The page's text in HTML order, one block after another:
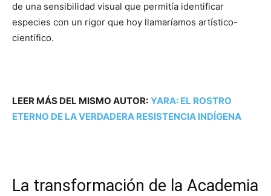
de una sensibilidad visual que permitía identificar
especies con un rigor que hoy llamaríamos artístico-
científico.
LEER MÁS DEL MISMO AUTOR: YARA: EL ROSTRO
ETERNO DE LA VERDADERA RESISTENCIA INDÍGENA
La transformación de la Academia